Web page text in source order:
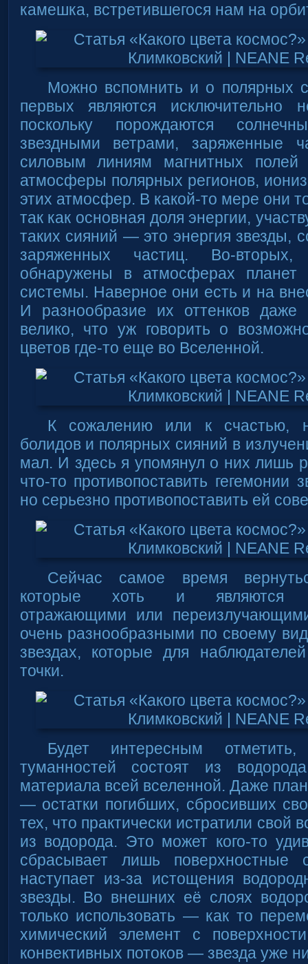
камешка, встретившегося нам на
Можно вспомнить и о полярных
первых являются исключительно
поскольку порождаются
звездными ветрами, заряженные
силовым линиям магнитных полей
атмосферы полярных регионов,
этих атмосфер. В какой-то мере они
так как основная доля энергии,
таких сияний — это энергия звезды,
заряженных частиц. Во-
обнаружены в атмосферах планет
системы. Наверное они есть и на
И разнообразие их оттенков
велико, что уж говорить о
цветов где-то еще во Вселенной.
К сожалению или к счастью,
болидов и полярных сияний в
мал. И здесь я упомянул о них лишь
что-то противопоставить гегемонии
но серьезно противопоставить ей
Сейчас самое время
которые хоть и являются
отражающими или
очень разнообразными по своему
звездах, которые для
точки.
Будет интересным
туманностей состоят из
материала всей вселенной. Даже
— остатки погибших, сбросивших
тех, что практически истратили свой
из водорода. Это может кого-то
сбрасывает лишь
наступает из-за истощения
звезды. Во внешних её слоях
только использовать — как то
химический элемент с
конвективных потоков — звезда уже